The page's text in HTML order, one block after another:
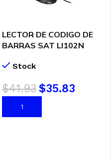
LECTOR DE CODIGO DE
BARRAS SAT LI102N
Stock
$41.93$35.83
AÑADIR AL CARRITO